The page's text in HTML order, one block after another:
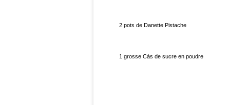
2 pots de Danette Pistache
1 grosse Càs de sucre en poudre